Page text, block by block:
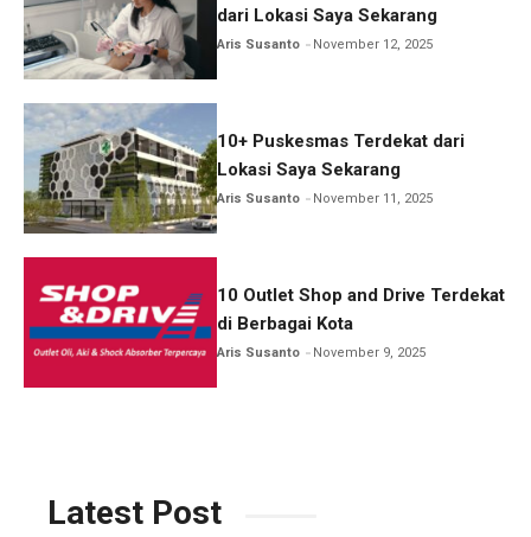
dari Lokasi Saya Sekarang
Aris Susanto November 12, 2025
10+ Puskesmas Terdekat dari
Lokasi Saya Sekarang
Aris Susanto November 11, 2025
10 Outlet Shop and Drive Terdekat
di Berbagai Kota
Aris Susanto November 9, 2025
Latest Post